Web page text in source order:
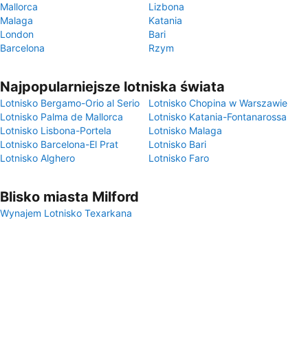
Mallorca
Lizbona
Malaga
Katania
London
Bari
Barcelona
Rzym
Najpopularniejsze lotniska świata
Lotnisko Bergamo-Orio al Serio
Lotnisko Chopina w Warszawie
Lotnisko Palma de Mallorca
Lotnisko Katania-Fontanarossa
Lotnisko Lisbona-Portela
Lotnisko Malaga
Lotnisko Barcelona-El Prat
Lotnisko Bari
Lotnisko Alghero
Lotnisko Faro
Blisko miasta Milford
Wynajem Lotnisko Texarkana